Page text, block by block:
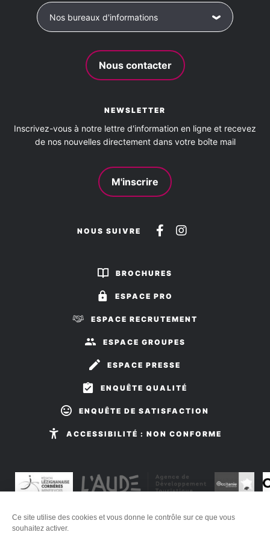
Ce site utilise des cookies et vous donne le contrôle sur ce que vous
souhaitez activer.
Jardin privatif Terrasse
Nos bureaux d'informations
Nous contacter
NEWSLETTER
Inscrivez-vous à notre lettre d'information en ligne et recevez
de nos nouvelles directement dans votre boîte mail
M'inscrire
NOUS SUIVRE
Suivez-
sur
Suivez-
BROCHURES
ESPACE PRO
ESPACE RECRUTEMENT
ESPACE GROUPES
ESPACE PRESSE
ENQUÊTE QUALITÉ
ENQUÊTE DE SATISFACTION
ACCESSIBILITÉ : NON CONFORME
Plan du site -Mentions légales